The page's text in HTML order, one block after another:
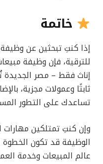
خاتمة
إذا كنتِ تبحثين عن
إناث فقط – مصر الجديدة
ثابتًا وعمولات مجزية،
تساعدك على التطور
وإن كنتِ تمتلكين مهارات
الوظيفة قد تكون
عالم المبيعات وخدمة